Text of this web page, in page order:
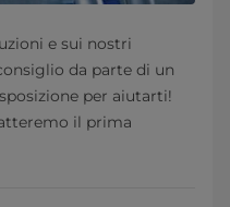
e sui nostri
da parte di un
per aiutarti!
il prima